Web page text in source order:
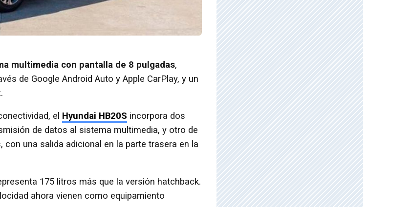
multimedia con pantalla de 8 pulgadas,
de Google Android Auto y Apple CarPlay, y un
el Hyundai HB20S incorpora dos
de datos al sistema multimedia, y otro de
una salida adicional en la parte trasera en la
175 litros más que la versión hatchback.
ahora vienen como equipamiento